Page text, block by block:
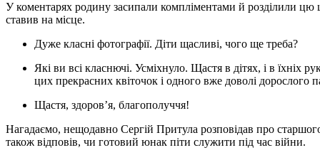
У коментарях родину засипали компліментами й розділили
ставив на місце.
Дуже класні фотографії. Діти щасливі, чого ще треба?
Які ви всі класнючі. Усміхнуло. Щастя в дітях, і в їхніх руках майбутнє. Дякую вам, пане Сергію, що виховуєте
цих прекрасних квіточок і одного вже доволі дорослого
Щастя, здоров’я, благополуччя!
Нагадаємо, нещодавно Сергій Притула розповідав про
також відповів, чи готовий юнак піти служити під час війни.